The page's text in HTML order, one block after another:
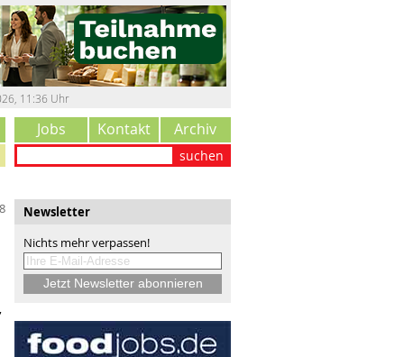
11:36 Uhr
Jobs Kontakt Archiv
suchen
Newsletter
Nichts mehr verpassen!